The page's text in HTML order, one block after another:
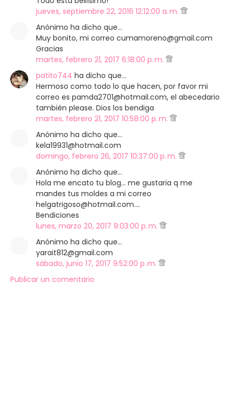
jueves, septiembre 22, 2016 12:12:00 a. m.
Anónimo ha dicho que…
Muy bonito, mi correo cumamoreno@gmail.com
Gracias
martes, febrero 21, 2017 6:18:00 p. m.
patito744 ha dicho que…
Hermoso como todo lo que hacen, por favor mi
correo es pamda2701@hotmail.com, el abecedario
también please. Dios los bendiga
martes, febrero 21, 2017 10:58:00 p. m.
Anónimo ha dicho que…
kela19931@hotmail.com
domingo, febrero 26, 2017 10:37:00 p. m.
Anónimo ha dicho que…
Hola me encato tu blog... me gustaria q me
mandes tus moldes a mi correo
helgatrigoso@hotmail.com....
Bendiciones
lunes, marzo 20, 2017 9:03:00 p. m.
Anónimo ha dicho que…
yarait812@gmail.com
sábado, junio 17, 2017 9:52:00 p. m.
Publicar un comentario